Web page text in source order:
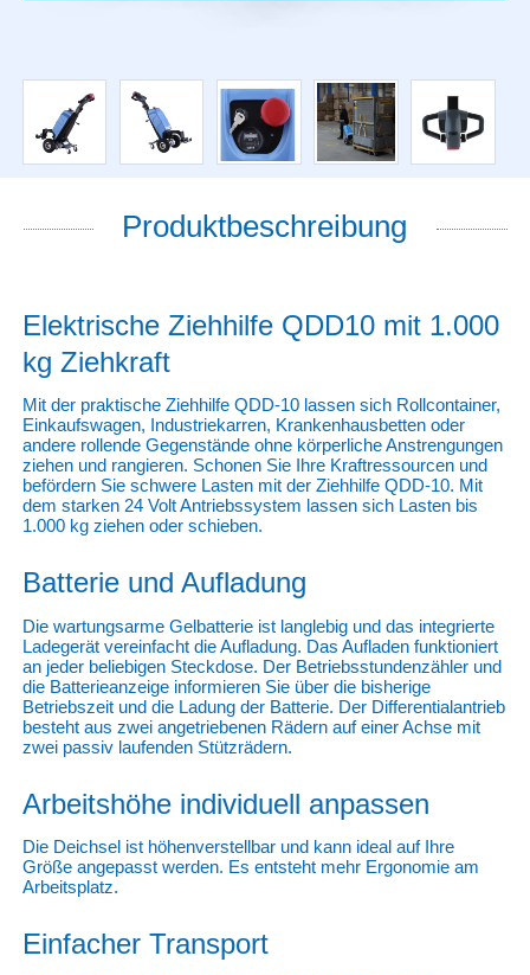
Produktbeschreibung
Elektrische Ziehhilfe QDD10 mit 1.000
kg Ziehkraft
Mit der praktische Ziehhilfe QDD-10 lassen sich Rollcontainer,
Einkaufswagen, Industriekarren, Krankenhausbetten oder
andere rollende Gegenstände ohne körperliche Anstrengungen
ziehen und rangieren. Schonen Sie Ihre Kraftressourcen und
befördern Sie schwere Lasten mit der Ziehhilfe QDD-10. Mit
dem starken 24 Volt Antriebssystem lassen sich Lasten bis
1.000 kg ziehen oder schieben.
Batterie und Aufladung
Die wartungsarme Gelbatterie ist langlebig und das integrierte
Ladegerät vereinfacht die Aufladung. Das Aufladen funktioniert
an jeder beliebigen Steckdose. Der Betriebsstundenzähler und
die Batterieanzeige informieren Sie über die bisherige
Betriebszeit und die Ladung der Batterie. Der Differentialantrieb
besteht aus zwei angetriebenen Rädern auf einer Achse mit
zwei passiv laufenden Stützrädern.
Arbeitshöhe individuell anpassen
Die Deichsel ist höhenverstellbar und kann ideal auf Ihre
Größe angepasst werden. Es entsteht mehr Ergonomie am
Arbeitsplatz.
Einfacher Transport